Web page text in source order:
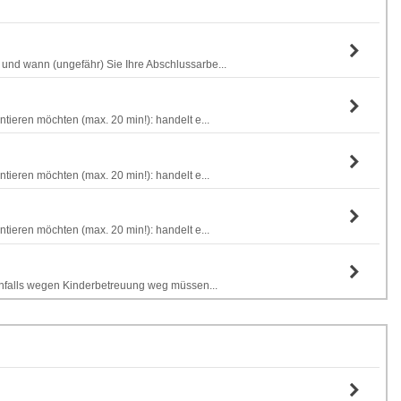
wann (ungefähr) Sie Ihre Abschlussarbe...
möchten (max. 20 min!): handelt e...
möchten (max. 20 min!): handelt e...
möchten (max. 20 min!): handelt e...
wegen Kinderbetreuung weg müssen...